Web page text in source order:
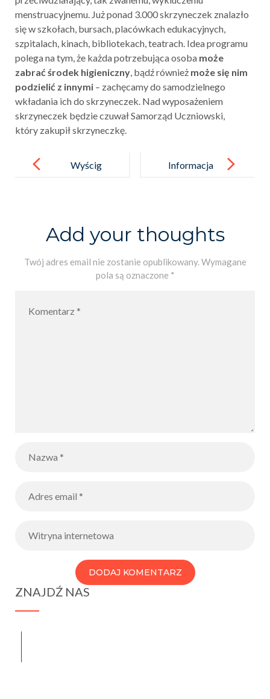
menstruacyjnemu. Już ponad 3.000 skrzyneczek znalazło
się w szkołach, bursach, placówkach edukacyjnych,
szpitalach, kinach, bibliotekach, teatrach. Idea programu
polega na tym, że każda potrzebująca osoba może
zabrać środek higieniczny , bądź również może się nim
podzielić z innymi – zachęcamy do samodzielnego
wkładania ich do skrzyneczek. Nad wyposażeniem
skrzyneczek będzie czuwał Samorząd Uczniowski,
który zakupił skrzyneczkę.
navigation
Wyścig
Informacja
2023/2024
Add your thoughts
Twój adres email nie zostanie opublikowany. Wymagane
pola są oznaczone *
ZNAJDŹ NAS